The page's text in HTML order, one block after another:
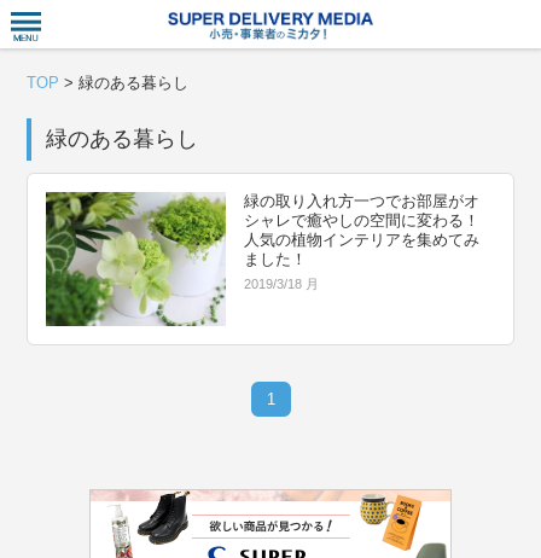
TOP >緑のある暮らし
緑のある暮らし
緑の取り入れ方一つでお部屋がオ
シャレで癒やしの空間に変わる！
人気の植物インテリアを集めてみ
ました！
2019/3/18 月
1